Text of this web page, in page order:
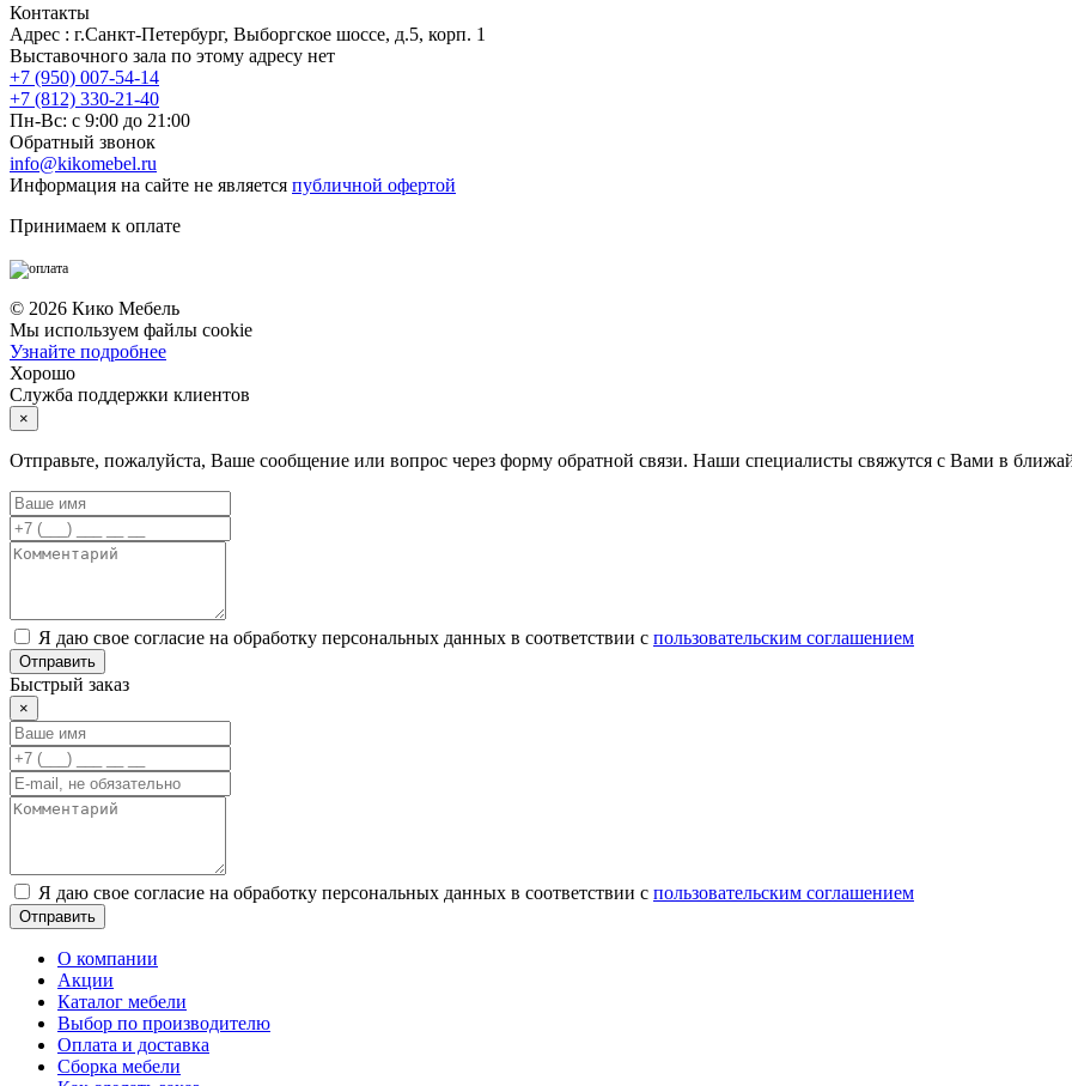
Контакты
Адрес : г.Санкт-Петербург, Выборгское шоссе, д.5, корп. 1
Выставочного зала по этому адресу нет
+7 (950) 007-54-14
+7 (812) 330-21-40
Пн-Вс: с 9:00 до 21:00
Обратный звонок
info@kikomebel.ru
Информация на сайте не является публичной офертой
Принимаем к оплате
© 2026 Кико Мебель
Мы используем файлы cookie
Узнайте подробнее
Хорошо
Служба поддержки клиентов
×
Отправьте, пожалуйста, Ваше сообщение или вопрос через форму обратной связи. Наши специалисты свяжутся с Вами в
Я даю свое согласие на обработку персональных данных в соответствии с пользовательским соглашением
Отправить
Быстрый заказ
×
Я даю свое согласие на обработку персональных данных в соответствии с пользовательским соглашением
Отправить
О компании
Акции
Каталог мебели
Выбор по производителю
Оплата и доставка
Сборка мебели